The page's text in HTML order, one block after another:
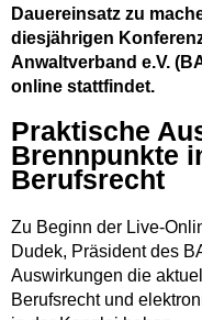
Dauereinsatz zu
diesjährigen
Anwaltverband e.V.
online stattfindet.
Praktische
Brennpunkte
Berufsrecht
Zu Beginn der Live-
Dudek, Präsident des
Auswirkungen die
Berufsrecht und